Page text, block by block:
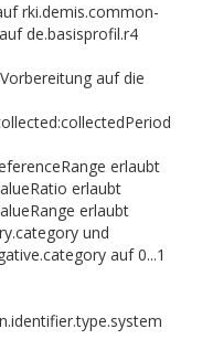
rki.demis.common-
de.basisprofil.r4
auf die
erlaubt
erlaubt
erlaubt
und
auf 0...1